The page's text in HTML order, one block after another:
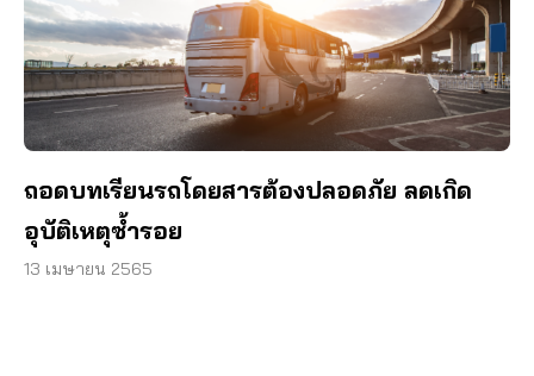
ถอดบทเรียนรถโดยสารต้องปลอดภัย ลดเกิด
อุบัติเหตุซ้ำรอย
13 เมษายน 2565